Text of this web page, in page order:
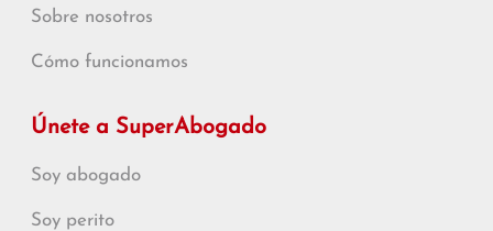
Sobre nosotros
Cómo funcionamos
Únete a SuperAbogado
Soy abogado
Soy perito